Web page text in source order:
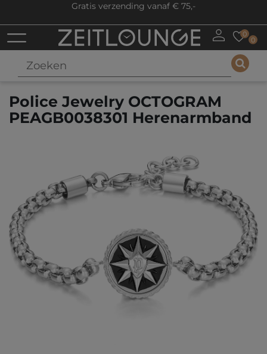
Gratis verzending vanaf € 75,-
0
0
Police Jewelry OCTOGRAM
PEAGB0038301 Herenarmband